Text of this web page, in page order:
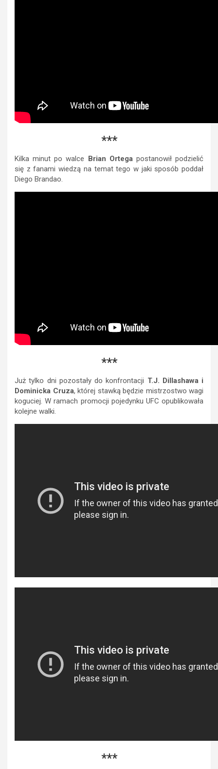
***
Kilka minut po walce Brian Ortegapostanowił podzielić
się z fanami wiedzą na temat tego w jaki sposób poddał
Diego Brandao.
***
Już tylko dni pozostały do konfrontacji T.J. Dillashawa i
Dominicka Cruza, której stawką będzie mistrzostwo wagi
koguciej. W ramach promocji pojedynku UFC opublikowała
kolejne walki.
***